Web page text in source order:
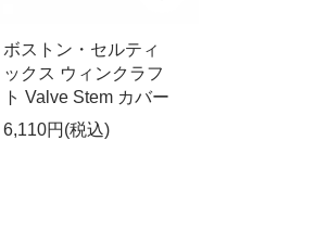
ボストン・セルティ
ックス ウィンクラフ
ト Valve Stem カバー
6,110円(税込)